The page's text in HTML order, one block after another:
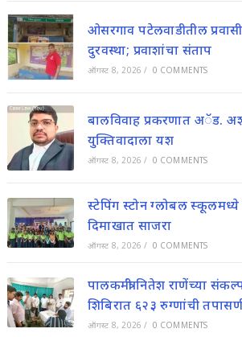
ओसरगाव पटेलवाडीतील
दुरवस्था; प्रवाशांचा संताप
ऑगस्ट 8, 2026 / 0 COMMENTS
बालविवाह प्रकरणात अॅड.
युक्तिवादाला यश
ऑगस्ट 8, 2026 / 0 COMMENTS
स्टेपिंग स्टोन ग्लोबल
दिमाखात साजरा
ऑगस्ट 8, 2026 / 0 COMMENTS
पालकमंत्री नितेश राणेंच्या
शिबिरात ६२३ रुग्णांची
ऑगस्ट 8, 2026 / 0 COMMENTS